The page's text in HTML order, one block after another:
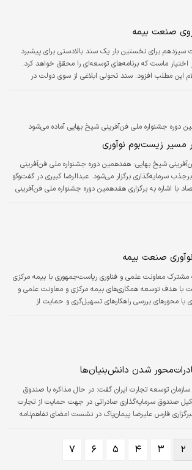
صنعت بیمه
سیزدهم برای نخستین بار یک سند بالادستی برای پیشبرد
اختیار ماست که برنامه‌های توسعه‌‌‌ای را محقق خواهد کرد.
این مطلب افزود: سند تحولی ابلاغی از سوی دولت در
چارچوب این سند تحول، برنامه‌‌‌ها و اهداف مشخصی را
دوره جشنواره ملی فن‌آفرینی شیخ بهایی آماده می‌شود
مسیر زیست‌بوم نوآوری
دبیر جشنواره ملی فن‌آفرینی شیخ بهایی: هفدهمین دوره جشنواره ملی فن‌آفرینی
سرمایه‌گذاری برگزار می‌شود. عبدالرضا کبیری در گفت‌و‌گو
با اشاره به برگزاری هفدهمین دوره جشنواره ملی فن‌آفرینی
خواهد شد که کارگروه «طراحان کسب‌وکار» و «فن‌آفرینی و
اصلی مسابقه است.
نوآوری صنعت بیمه
معاونت علمی و فناوری ریاست‌جمهوری با بیمه مرکزی
با هدف توسعه همکاری‌های بیمه مرکزی و معاونت علمی و
با محورهای بررسی راهکارهای تسهیل‌گری و حمایت از
و مشارکت فعال در صنعت بیمه و ارائه راهکار در بیمه
شدن دانش‌بنیان‌ها
توسعه تجارت ایران گفت: در حال مذاکره با صندوق
صندوق سرمایه‌گذاری صادراتی در جهت حمایت از تجارت
فارس علیرضا پیمان‌پاک در نشست امضای تفاهم‌نامه
ویژه رئیس‌جمهور و وزیر صمت در یک‌سال گذشته همکاری با
برای بین‌‌‌‌‌‌‌‌‌‌المللی شدن و صادرات‌محور شدن آنها بوده
تجارت تلاش می‌کند تا از تمام…
۲ ۳ ۴ ۵ ۶ ۷